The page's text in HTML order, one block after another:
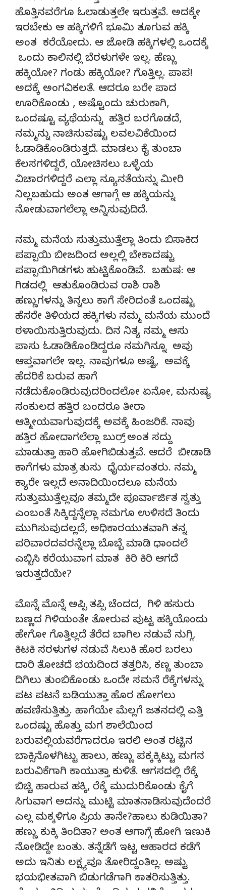
ಹೊತ್ತಿನವರೆಗೂ ಓಲಾಡುತ್ತಲೇ ಇರುತ್ತವೆ. ಅದಕ್ಕೇ
ಇರಬೇಕು ಆ ಹಕ್ಕಿಗಳಿಗೆ ಭೂಮಿ ತೂಗುವ ಹಕ್ಕಿ
ಅಂತ ಕರೆಯೋದು. ಆ ಜೋಡಿ ಹಕ್ಕಿಗಳಲ್ಲಿ ಒಂದಕ್ಕೆ
ಒಂದು ಕಾಲಿನಲ್ಲಿ ಬೆರಳುಗಳೇ ಇಲ್ಲ. ಹೆಣ್ಣು
ಹಕ್ಕಿಯೋ? ಗಂಡು ಹಕ್ಕಿಯೋ? ಗೊತ್ತಿಲ್ಲ. ಪಾಪ!
ಅದಕ್ಕೆ ಅಂಗವಿಕಲತೆ. ಆದರೂ ಬರೇ ಪಾದ
ಊರಿಕೊಂಡು , ಅಷ್ಟೊಂದು ಚುರುಕಾಗಿ,
ಒಂದಷ್ಟೂ ವ್ಯಥೆಯನ್ನು ಹತ್ತಿರ ಬರಗೊಡದೆ,
ನಮ್ಮನ್ನು ನಾಚಿಸುವಷ್ಟು ಲವಲವಿಕೆಯಿಂದ
ಓಡಾಡಿಕೊಂಡಿರುತ್ತದೆ. ಮಾಡಲು ಕೈ ತುಂಬಾ
ಕೆಲಸಗಳಿದ್ದರೆ, ಯೋಚಿಸಲು ಒಳ್ಳೆಯ
ವಿಚಾರಗಳಿದ್ದರೆ ಎಲ್ಲಾ ನ್ಯೂನತೆಯನ್ನು ಮೀರಿ
ನಿಲ್ಲಬಹುದು ಅಂತ ಆಗಾಗ್ಗೆ ಆ ಹಕ್ಕಿಯನ್ನು
ನೋಡುವಾಗಲೆಲ್ಲಾ ಅನ್ನಿಸುವುದಿದೆ.
ನಮ್ಮ ಮನೆಯ ಸುತ್ತುಮುತ್ತೆಲ್ಲಾ ತಿಂದು ಬಿಸಾಕಿದ
ಪಪ್ಪಾಯಿ ಬೀಜದಿಂದ ಅಲ್ಲಲ್ಲಿ ಬೇಕಾದಷ್ಟು
ಪಪ್ಪಾಯಿಗಿಡಗಳು ಹುಟ್ಟಿಕೊಂಡಿವೆ. ಬಹುಷ: ಆ
ಗಿಡದಲ್ಲಿ ಆತುಕೊಂಡಿರುವ ರಾಶಿ ರಾಶಿ
ಹಣ್ಣುಗಳನ್ನು ತಿನ್ನಲು ಕಾಗೆ ಸೇರಿದಂತೆ ಒಂದಷ್ಟು
ಹೆಸರೇ ತಿಳಿಯದ ಹಕ್ಕಿಗಳು ನಮ್ಮ ಮನೆಯ ಮುಂದೆ
ಠಳಾಯಿಸುತ್ತಿರುವುದು. ದಿನ ನಿತ್ಯ ನಮ್ಮ ಆಸು
ಪಾಸು ಓಡಾಡಿಕೊಂಡಿದ್ದರೂ ನಮಗಿನ್ನೂ ಅವು
ಆಪ್ತವಾಗಲೇ ಇಲ್ಲ. ನಾವುಗಳೂ ಅಷ್ಟೆ, ಅವಕ್ಕೆ
ಹೆದರಿಕೆ ಬರುವ ಹಾಗೆ
ನಡೆದುಕೊಂಡಿರುವುದರಿಂದಲೋ ಏನೋ, ಮನುಷ್ಯ
ಸಂಕುಲದ ಹತ್ತಿರ ಬಂದರೂ ತೀರಾ
ಆತ್ಮೀಯವಾಗುವುದಕ್ಕೆ ಅವಕ್ಕೆ ಹಿಂಜರಿಕೆ. ನಾವು
ಹತ್ತಿರ ಹೋದಾಗಲೆಲ್ಲಾ ಬುರ್ರ್ ಅಂತ ಸದ್ದು
ಮಾಡುತ್ತಾ ಹಾರಿ ಹೋಗಿಬಿಡುತ್ತವೆ. ಆದರೆ ಬೀಡಾಡಿ
ಕಾಗೆಗಳು ಮಾತ್ರ ತುಸು ಧೈರ್ಯವಂತರು. ನಮ್ಮ
ಕ್ಯಾರೇ ಇಲ್ಲದೆ ಅನಾದಿಯಿಂದಲೂ ಮನೆಯ
ಸುತ್ತುಮುತ್ತೆಲ್ಲವೂ ತಮ್ಮದೇ ಪೂರ್ವಾರ್ಜಿತ ಸ್ವತ್ತು
ಎಂಬಂತೆ ಸಿಕ್ಕಿದ್ದನ್ನೆಲ್ಲಾ ನಮಗೂ ಉಳಿಸದೆ ತಿಂದು
ಮುಗಿಸುವುದಲ್ಲದೆ, ಅಧಿಕಾರಯುತವಾಗಿ ತನ್ನ
ಪರಿವಾರದವರನ್ನೆಲ್ಲಾ ಬೊಬ್ಬೆ ಮಾಡಿ ಧಾಂದಲೆ
ಎಬ್ಬಿಸಿ ಕರೆಯುವಾಗ ಮಾತ ಕಿರಿ ಕಿರಿ ಆಗದೆ
ಇರುತ್ತದೆಯೇ?
ಮೊನ್ನೆ ಮೊನ್ನೆ ಅಪ್ಪಿ ತಪ್ಪಿ ಚೆಂದದ, ಗಿಳಿ ಹಸುರು
ಬಣ್ಣದ ಗಿಳಿಯಂತೇ ತೋರುವ ಪುಟ್ಟ ಹಕ್ಕಿಯೊಂದು
ಹೇಗೋ ಗೊತ್ತಿಲ್ಲದೆ ತೆರೆದ ಬಾಗಿಲ ನಡುವೆ ನುಗ್ಗಿ,
ಕಿಟಕಿ ಸರಳುಗಳ ನಡುವೆ ಸಿಲುಕಿ ಹೊರ ಬರಲು
ದಾರಿ ತೋಚದೆ ಭಯದಿಂದ ತತ್ತರಿಸಿ, ಕಣ್ಣ ತುಂಬಾ
ದಿಗಿಲು ತುಂಬಿಕೊಂಡು ಒಂದೇ ಸಮನೆ ರೆಕ್ಕೆಗಳನ್ನು
ಪಟ ಪಟನೆ ಬಡಿಯುತ್ತಾ ಹೊರ ಹೋಗಲು
ಹವಣಿಸುತ್ತಿತ್ತು. ಹಾಗೆಯೇ ಮೆಲ್ಲಗೆ ಜತನದಲ್ಲಿ ಎತ್ತಿ
ಒಂದಷ್ಟು ಹೊತ್ತು ಮಗ ಶಾಲೆಯಿಂದ
ಬರುವಲ್ಲಿಯವರೆಗಾದರೂ ಇರಲಿ ಅಂತ ರಟ್ಟಿನ
ಬಾಕ್ಸಿನೊಳಗಿಟ್ಟು ಹಾಲು, ಹಣ್ಣು ಪಕ್ಕಕ್ಕಿಟ್ಟು ಮಗನ
ಬರುವಿಕೆಗಾಗಿ ಕಾಯುತ್ತಾ ಕುಳಿತೆ. ಆಗಸದಲ್ಲಿ ರೆಕ್ಕೆ
ಬಿಚ್ಚಿ ಹಾರುವ ಹಕ್ಕಿ, ರೆಕ್ಕೆ ಮುದುರಿಕೊಂಡು ಕೈಗೆ
ಸಿಗುವಾಗ ಅದನ್ನು ಮುಟ್ಟಿ ಮಾತನಾಡಿಸುವುದೆಂದರೆ
ಎಲ್ಲ ಮಕ್ಕಳಿಗೂ ಪ್ರಿಯ ತಾನೇ?ಹಾಲು ಕುಡಿಯಿತಾ?
ಹಣ್ಣು ಕುಕ್ಕಿ ತಿಂದಿತಾ? ಅಂತ ಆಗಾಗ್ಗೆ ಹೋಗಿ ಇಣುಕಿ
ನೋಡಿದ್ದೇ ಬಂತು. ತನ್ನೆಡೆಗೆ ಇಟ್ಟ ಆಹಾರದ ಕಡೆಗೆ
ಅದು ಇನಿತು ಲಕ್ಷ್ಯವೂ ತೋರಿದ್ದಂತಿಲ್ಲ. ಅಷ್ಟು
ಭಯಭೀತವಾಗಿ ಬಿಡುಗಡೆಗಾಗಿ ಕಾತರಿಸುತ್ತಿತ್ತು.